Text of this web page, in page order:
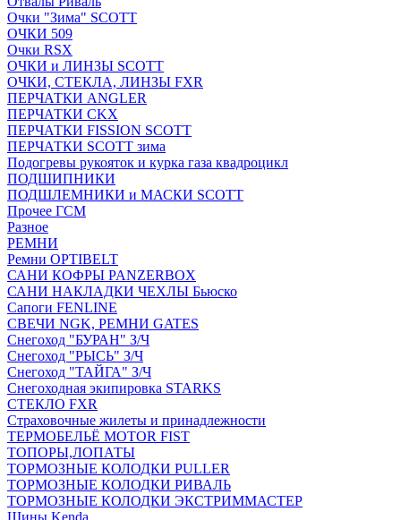
Очки "Зима" SCOTT
ОЧКИ 509
Очки RSX
ОЧКИ и ЛИНЗЫ SCOTT
ОЧКИ, СТЕКЛА, ЛИНЗЫ FXR
ПЕРЧАТКИ ANGLER
ПЕРЧАТКИ CKX
ПЕРЧАТКИ FISSION SCOTT
ПЕРЧАТКИ SCOTT зима
Подогревы рукояток и курка газа квадроцикл
ПОДШИПНИКИ
ПОДШЛЕМНИКИ и МАСКИ SCOTT
Прочее ГСМ
Разное
РЕМНИ
Ремни OPTIBELT
САНИ КОФРЫ PANZERBOX
САНИ НАКЛАДКИ ЧЕХЛЫ Бьюско
Сапоги FENLINE
СВЕЧИ NGK, РЕМНИ GATES
Снегоход "БУРАН" З/Ч
Снегоход "РЫСЬ" З/Ч
Снегоход "ТАЙГА" З/Ч
Снегоходная экипировка STARKS
СТЕКЛО FXR
Страховочные жилеты и принадлежности
ТЕРМОБЕЛЬЁ MOTOR FIST
ТОПОРЫ,ЛОПАТЫ
ТОРМОЗНЫЕ КОЛОДКИ PULLER
ТОРМОЗНЫЕ КОЛОДКИ РИВАЛЬ
ТОРМОЗНЫЕ КОЛОДКИ ЭКСТРИММАСТЕР
Шины Kenda